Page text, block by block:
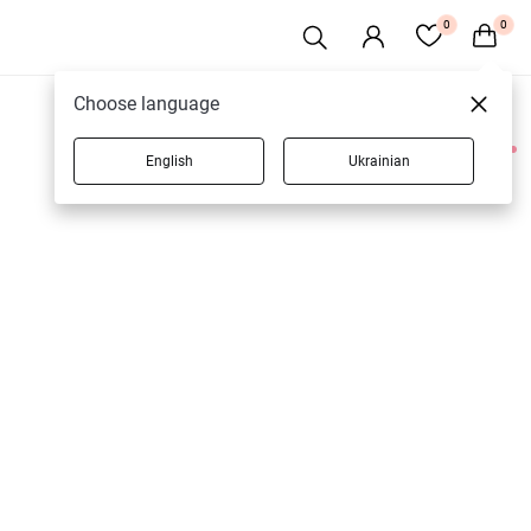
0 0
1 товарів
Choose language
English Ukrainian